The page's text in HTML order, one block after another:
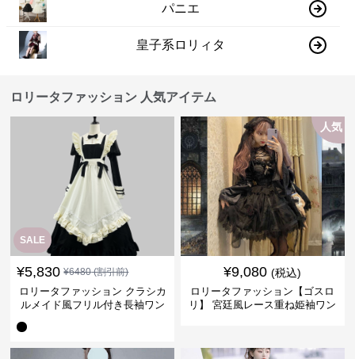
パニエ
皇子系ロリィタ
ロリータファッション 人気アイテム
SALE
¥5,830 ¥6480(割引前)
ロリータファッション クラシカ
ルメイド風フリル付き長袖ワン
人気
¥9,080 (税込)
ロリータファッション【ゴスロ
リ】 宮廷風レース重ね姫袖ワン